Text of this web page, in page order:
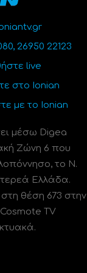
26950 22123
live
στο Ionian
με το Ionian
μέσω Digea
Ζώνη 6 που
το N.
Ελλάδα.
θέση 673 στην
TV